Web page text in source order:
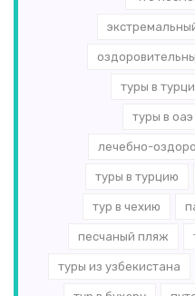
туры в
туры в
лечебно-
туры в турцию
тур в чехию
песчаный пляж
туры из узбекистана